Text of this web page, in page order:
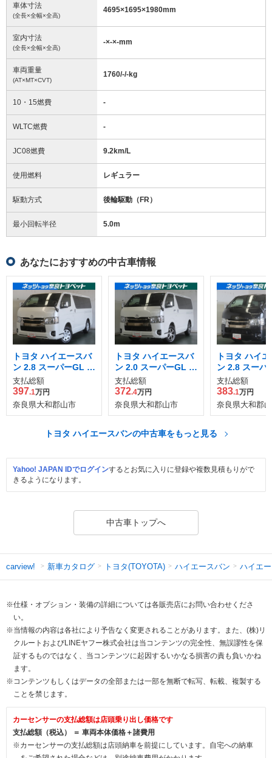
車体寸法
(全長×全幅×全高)
4695×1695×1980mm
室内寸法
(全長×全幅×全高)
-×-×-mm
車両重量
(AT×MT×CVT)
1760/-/-kg
10・15燃費 -
WLTC燃費 -
JC08燃費 9.2km/L
使用燃料 レギュラー
駆動方式 後輪駆動（FR）
最小回転半径 5.0m
あなたにおすすめの中古車情報
トヨタ ハイエースバ
ン 2.8 スーパーGL ダ
ークプライムII ロン
グボディ ディーゼル
ターボ 4WD
支払総額
397.1万円
奈良県大和郡山市
トヨタ ハイエースバ
ン 2.0 スーパーGL ダ
ークプライムII ロン
グボディ
支払総額
372.4万円
奈良県大和郡山市
トヨタ ハイ
ン 2.8 スーパ
ークプライム
グボディ デ
ターボ
支払総額
383.1万円
奈良県大和郡
トヨタ ハイエースバンの中古車をもっと見る
Yahoo! JAPAN IDでログインするとお気に入りに登録や複数見積もりがで
きるようになります。
中古車トップへ
carview! 新車カタログ トヨタ(TOYOTA) ハイエースバン ハイエ
※仕様・オプション・装備の詳細については各販売店にお問い合わせくださ
い。
※当情報の内容は各社により予告なく変更されることがあります。また、(株)リ
クルートおよびLINEヤフー株式会社は当コンテンツの完全性、無誤謬性を保
証するものではなく、当コンテンツに起因するいかなる損害の責も負いかね
ます。
※コンテンツもしくはデータの全部または一部を無断で転写、転載、複製する
ことを禁じます。
カーセンサーの支払総額は店頭乗り出し価格です
支払総額（税込） ＝ 車両本体価格＋諸費用
※カーセンサーの支払総額は店頭納車を前提にしています。自宅への納車